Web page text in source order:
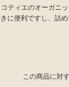
ティエのオーガニ
に便利ですし、詰
この商品に対